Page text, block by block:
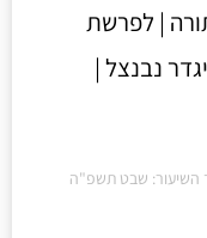
| לפרשת
נבנצל |
השיעור: שבט תשפ"ה